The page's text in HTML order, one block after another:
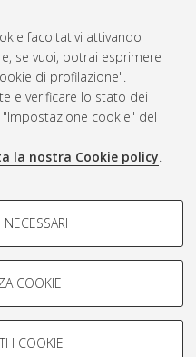
facoltativi attivando
se vuoi, potrai esprimere
di profilazione".
e verificare lo stato dei
cookie" del
la nostra Cookie policy.
le caratteristiche della
in base al loro comportamento
COOKIE
I COOKIE